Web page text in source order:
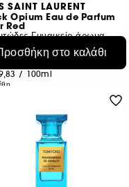
SAINT LAURENT
Opium Eau de Parfum
Red
Γυναικείο άρωμα
1000
€ 89,95
/ 100ml
στο καλάθι